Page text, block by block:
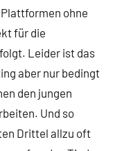
ohne
für die
Leider ist das
aber nur bedingt
den jungen
Und so
Drittel allzu oft